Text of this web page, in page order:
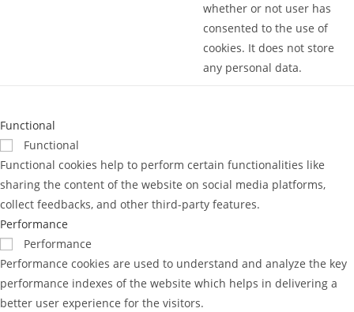
whether or not user has
consented to the use of
cookies. It does not store
any personal data.
Functional
Functional
Functional cookies help to perform certain functionalities like
sharing the content of the website on social media platforms,
collect feedbacks, and other third-party features.
Performance
Performance
Performance cookies are used to understand and analyze the key
performance indexes of the website which helps in delivering a
better user experience for the visitors.